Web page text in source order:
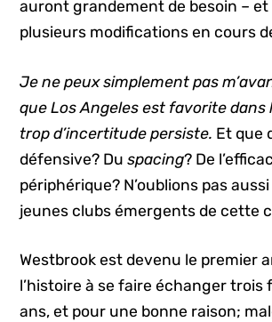
auront grandement de besoin –
plusieurs modifications en cours
Je ne peux simplement pas
que Los Angeles est favorite dans
trop d’incertitude persiste. Et que
défensive? Duspacing? De
périphérique? N’oublions pas
jeunes clubs émergents de cette
Westbrook est devenu le premier
l’histoire à se faire échanger trois
ans, et pour une bonne raison;